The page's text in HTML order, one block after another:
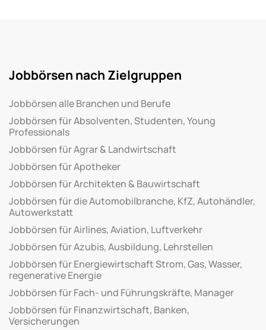
Jobbörsen nach Zielgruppen
Jobbörsen alle Branchen und Berufe
Jobbörsen für Absolventen, Studenten, Young
Professionals
Jobbörsen für Agrar & Landwirtschaft
Jobbörsen für Apotheker
Jobbörsen für Architekten & Bauwirtschaft
Jobbörsen für die Automobilbranche, KfZ, Autohändler,
Autowerkstatt
Jobbörsen für Airlines, Aviation, Luftverkehr
Jobbörsen für Azubis, Ausbildung, Lehrstellen
Jobbörsen für Energiewirtschaft Strom, Gas, Wasser,
regenerative Energie
Jobbörsen für Fach- und Führungskräfte, Manager
Jobbörsen für Finanzwirtschaft, Banken,
Versicherungen